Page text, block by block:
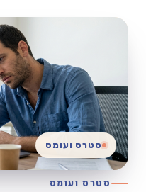
סטרס ועומס
סטרס ועומס